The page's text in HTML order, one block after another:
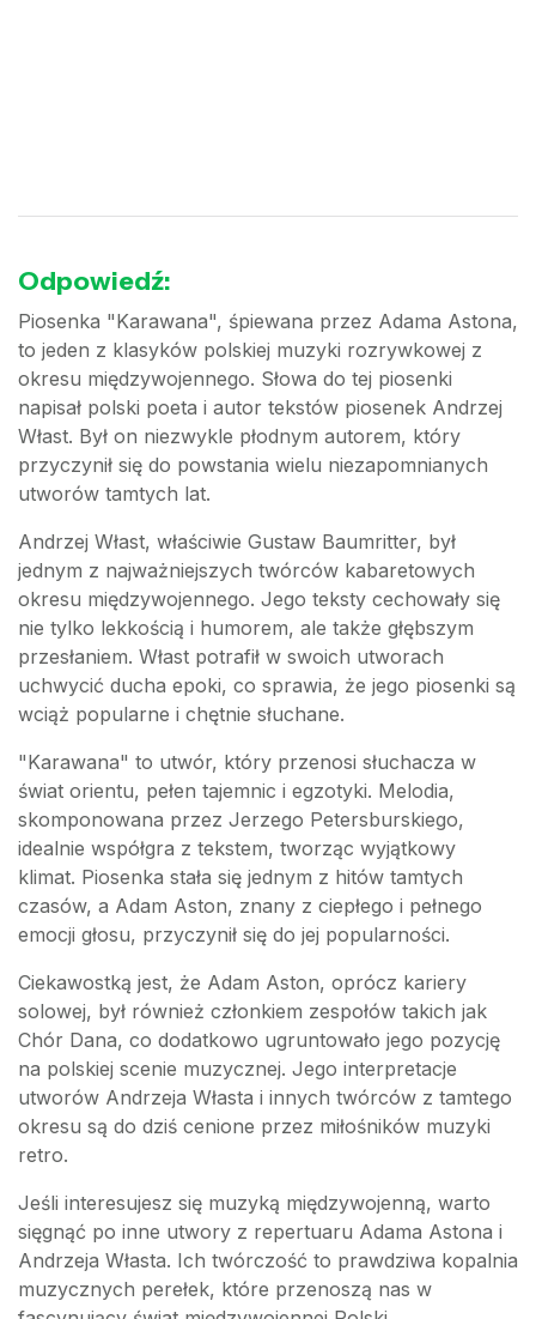
Odpowiedź:
Piosenka "Karawana", śpiewana przez Adama Astona,
to jeden z klasyków polskiej muzyki rozrywkowej z
okresu międzywojennego. Słowa do tej piosenki
napisał polski poeta i autor tekstów piosenek Andrzej
Włast. Był on niezwykle płodnym autorem, który
przyczynił się do powstania wielu niezapomnianych
utworów tamtych lat.
Andrzej Włast, właściwie Gustaw Baumritter, był
jednym z najważniejszych twórców kabaretowych
okresu międzywojennego. Jego teksty cechowały się
nie tylko lekkością i humorem, ale także głębszym
przesłaniem. Włast potrafił w swoich utworach
uchwycić ducha epoki, co sprawia, że jego piosenki są
wciąż popularne i chętnie słuchane.
"Karawana" to utwór, który przenosi słuchacza w
świat orientu, pełen tajemnic i egzotyki. Melodia,
skomponowana przez Jerzego Petersburskiego,
idealnie współgra z tekstem, tworząc wyjątkowy
klimat. Piosenka stała się jednym z hitów tamtych
czasów, a Adam Aston, znany z ciepłego i pełnego
emocji głosu, przyczynił się do jej popularności.
Ciekawostką jest, że Adam Aston, oprócz kariery
solowej, był również członkiem zespołów takich jak
Chór Dana, co dodatkowo ugruntowało jego pozycję
na polskiej scenie muzycznej. Jego interpretacje
utworów Andrzeja Własta i innych twórców z tamtego
okresu są do dziś cenione przez miłośników muzyki
retro.
Jeśli interesujesz się muzyką międzywojenną, warto
sięgnąć po inne utwory z repertuaru Adama Astona i
Andrzeja Własta. Ich twórczość to prawdziwa kopalnia
muzycznych perełek, które przenoszą nas w